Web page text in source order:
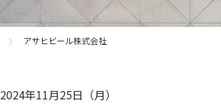
アサヒビール株式会社
2024年11月25日（月）